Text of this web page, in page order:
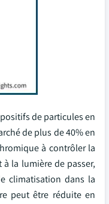
de particules en
de plus de 40% en
à contrôler la
la lumière de passer,
climatisation dans la
peut être réduite en